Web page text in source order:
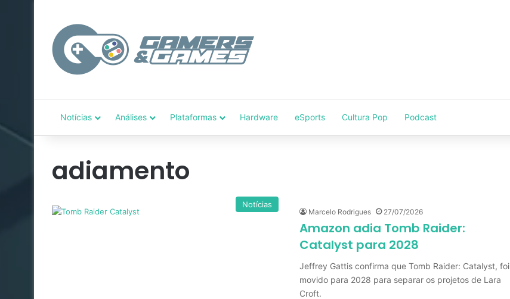
Notícias Análises Plataformas Hardware eSports Cultura Pop Podcast
adiamento
Notícias
Marcelo Rodrigues 27/07/2026
Amazon adia Tomb Raider:
Catalyst para 2028
Jeffrey Gattis confirma que Tomb Raider: Catalyst, foi
movido para 2028 para separar os projetos de Lara
Croft.